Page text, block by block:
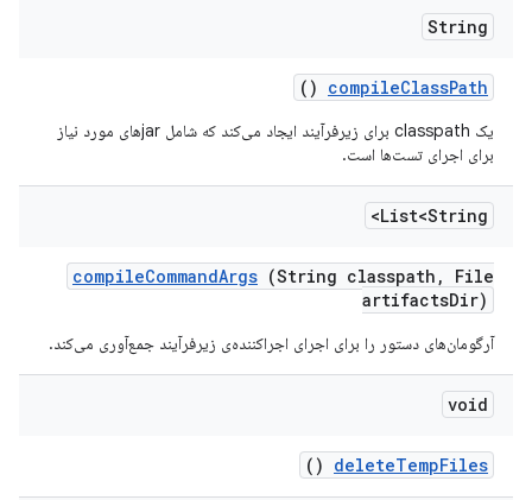
String
compileClassPath
()
یک classpath برای زیرفرآیند ایجاد می‌کند که شامل jarهای مورد نیاز
برای اجرای تست‌ها است.
List<String>
compileCommandArgs (String classpath ,
File
artifactsDir)
آرگومان‌های دستور را برای اجرای اجراکننده‌ی زیرفرآیند جمع‌آوری می‌کند.
void
deleteTempFiles
()